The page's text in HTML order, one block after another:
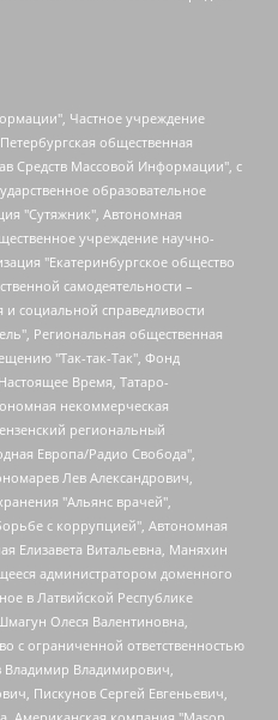
Кара-Мурза Владимир Владимирович, Баранова Наталья Владимировна, Гозман Леонид Яковлевич, Кагарлицкий Борис Юльевич, Климарев Михаил Валерьевич, Милов Владимир Станиславович, Автономная некоммерческая организация Краснодарский центр современного искусства "Типография", Моргенштерн Алишер Тагирович, Соболь Любовь Эдуардовна, Общество с ограниченной ответственностью "ЛИЗА НОРМ", Каспаров Гарри Кимович, Ходорковский Михаил Борисович, Общество с ограниченной ответственностью "Апрельские тезисы", Данилович Ирина Брониславовна, Кашин Олег Владимирович, Петров Николай Владимирович, Пивоваров Алексей Владимирович, Соколов Михаил Владимирович, Цветкова Юлия Владимировна, Чичваркин Евгений Александрович, Комитет против пыток/Команда против пыток, Общество с ограниченной ответственностью "Первый научный", Общество с ограниченной ответственностью "Вертолет и ко", Белоцерковская Вероника Борисовна, Кац Максим Евгеньевич, Лазарева Татьяна Юрьевна, Шаведдинов Руслан Табризович, Яшин Илья Валерьевич, Общество с ограниченной ответственностью "Иноагент ААВ", Алешковский Дмитрий Петрович, Альбац Евгения Марковна, Быков Дмитрий Львович, Галямина Юлия Евгеньевна, Лойко Сергей Леонидович, Мартынов Кирилл Константинович, Медведев Сергей Александрович, Крашенинников Федор Геннадиевич, Гордеева Катерина Вл